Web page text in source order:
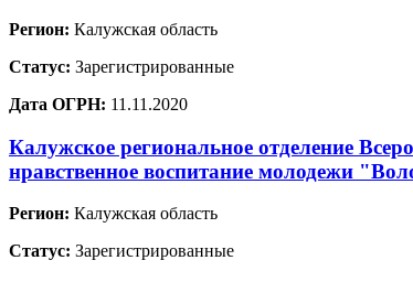
Регион: Калужская область
Статус: Зарегистрированные
Дата ОГРН: 11.11.2020
Калужское региональное отделение
нравственное воспитание молодежи
Регион: Калужская область
Статус: Зарегистрированные